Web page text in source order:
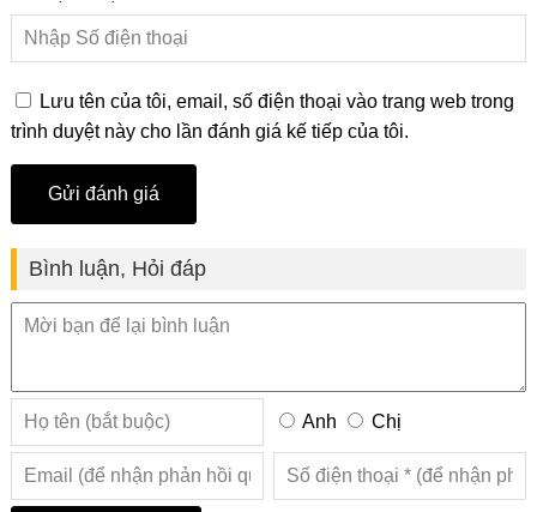
Lưu tên của tôi, email, số điện thoại vào trang web trong
trình duyệt này cho lần đánh giá kế tiếp của tôi.
Bình luận, Hỏi đáp
Anh Chị